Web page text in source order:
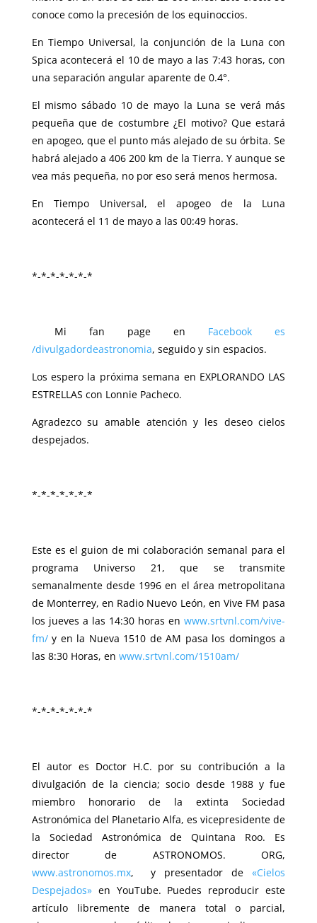
conoce como la precesión de los equinoccios.
En Tiempo Universal, la conjunción de la Luna con
Spica acontecerá el 10 de mayo a las 7:43 horas, con
una separación angular aparente de 0.4°.
El mismo sábado 10 de mayo la Luna se verá más
pequeña que de costumbre ¿El motivo? Que estará
en apogeo, que el punto más alejado de su órbita. Se
habrá alejado a 406 200 km de la Tierra. Y aunque se
vea más pequeña, no por eso será menos hermosa.
En Tiempo Universal, el apogeo de la Luna
acontecerá el 11 de mayo a las 00:49 horas.
*-*-*-*-*-*-*
Mi fan page en Facebook es
/divulgadordeastronomia, seguido y sin espacios.
Los espero la próxima semana en EXPLORANDO LAS
ESTRELLAS con Lonnie Pacheco.
Agradezco su amable atención y les deseo cielos
despejados.
*-*-*-*-*-*-*
Este es el guion de mi colaboración semanal para el
programa Universo 21, que se transmite
semanalmente desde 1996 en el área metropolitana
de Monterrey, en Radio Nuevo León, en Vive FM pasa
los jueves a las 14:30 horas enwww.srtvnl.com/vive-
fm/y en la Nueva 1510 de AM pasa los domingos a
las 8:30 Horas, en www.srtvnl.com/1510am/
*-*-*-*-*-*-*
El autor es Doctor H.C. por su contribución a la
divulgación de la ciencia; socio desde 1988 y fue
miembro honorario de la extinta Sociedad
Astronómica del Planetario Alfa, es vicepresidente de
la Sociedad Astronómica de Quintana Roo. Es
director de ASTRONOMOS. ORG,
www.astronomos.mx, y presentador de«Cielos
Despejados»en YouTube. Puedes reproducir este
artículo libremente de manera total o parcial,